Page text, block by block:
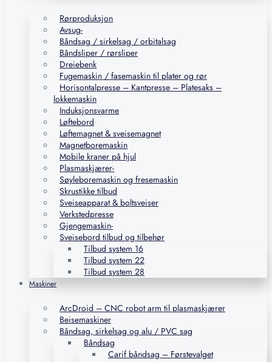
Rørproduksjon
Avsug-
Båndsag / sirkelsag / orbitalsag
Båndsliper / rørsliper
Dreiebenk
Fugemaskin / fasemaskin til plater og rør
Horisontalpresse – Kantpresse – Platesaks –
lokkemaskin
Induksjonsvarme
Løftebord
Løftemagnet & sveisemagnet
Magnetboremaskin
Mobile kraner på hjul
Plasmaskjærer-
Søyleboremaskin og fresemaskin
Skrustikke tilbud
Sveiseapparat & boltsveiser
Verkstedpresse
Gjengemaskin-
Sveisebord tilbud og tilbehør
Tilbud system 16
Tilbud system 22
Tilbud system 28
Maskiner
ArcDroid – CNC robot arm til plasmaskjærer
Beisemaskiner
Båndsag, sirkelsag og alu / PVC sag
Båndsag
Carif båndsag – Førstevalget